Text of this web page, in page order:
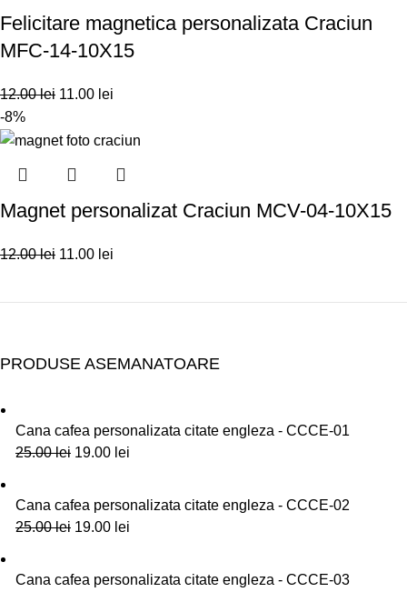
Felicitare magnetica personalizata Craciun
MFC-14-10X15
12.00lei 11.00 lei
-8%
Magnet personalizat Craciun MCV-04-10X15
12.00lei 11.00 lei
PRODUSE ASEMANATOARE
Cana cafea personalizata citate engleza - CCCE-01
25.00lei 19.00 lei
Cana cafea personalizata citate engleza - CCCE-02
25.00lei 19.00 lei
Cana cafea personalizata citate engleza - CCCE-03